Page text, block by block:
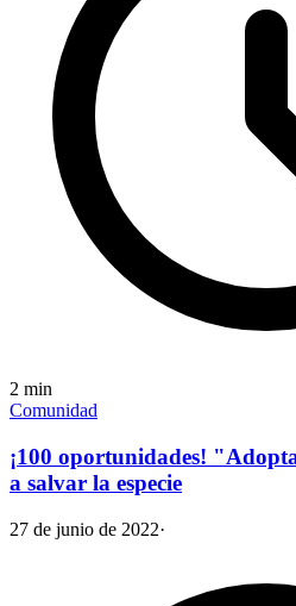
2 min
Comunidad
¡100 oportunidades!
a salvar la especie
27 de junio de 2022·